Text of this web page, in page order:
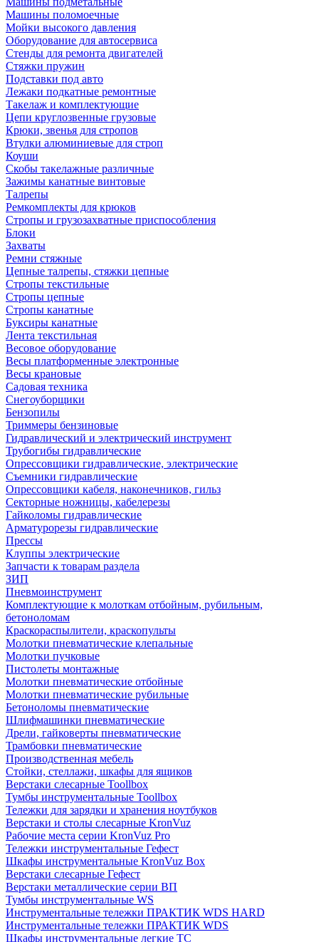
Машины поломоечные
Мойки высокого давления
Оборудование для автосервиса
Стенды для ремонта двигателей
Стяжки пружин
Подставки под авто
Лежаки подкатные ремонтные
Такелаж и комплектующие
Цепи круглозвенные грузовые
Крюки, звенья для стропов
Втулки алюминиевые для строп
Коуши
Скобы такелажные различные
Зажимы канатные винтовые
Талрепы
Ремкомплекты для крюков
Стропы и грузозахватные приспособления
Блоки
Захваты
Ремни стяжные
Цепные талрепы, стяжки цепные
Стропы текстильные
Стропы цепные
Стропы канатные
Буксиры канатные
Лента текстильная
Весовое оборудование
Весы платформенные электронные
Весы крановые
Садовая техника
Снегоуборщики
Бензопилы
Триммеры бензиновые
Гидравлический и электрический инструмент
Трубогибы гидравлические
Опрессовщики гидравлические, электрические
Съемники гидравлические
Опрессовщики кабеля, наконечников, гильз
Секторные ножницы, кабелерезы
Гайколомы гидравлические
Арматурорезы гидравлические
Прессы
Клуппы электрические
Запчасти к товарам раздела
ЗИП
Пневмоинструмент
Комплектующие к молоткам отбойным, рубильным,
бетоноломам
Краскораспылители, краскопульты
Молотки пневматические клепальные
Молотки пучковые
Пистолеты монтажные
Молотки пневматические отбойные
Молотки пневматические рубильные
Бетоноломы пневматические
Шлифмашинки пневматические
Дрели, гайковерты пневматические
Трамбовки пневматические
Производственная мебель
Стойки, стеллажи, шкафы для ящиков
Верстаки слесарные Toollbox
Тумбы инструментальные Toollbox
Тележки для зарядки и хранения ноутбуков
Верстаки и столы слесарные KronVuz
Рабочие места серии KronVuz Pro
Тележки инструментальные Гефест
Шкафы инструментальные KronVuz Box
Верстаки слесарные Гефест
Верстаки металлические серии ВП
Тумбы инструментальные WS
Инструментальные тележки ПРАКТИК WDS HARD
Инструментальные тележки ПРАКТИК WDS
Шкафы инструментальные легкие ТС